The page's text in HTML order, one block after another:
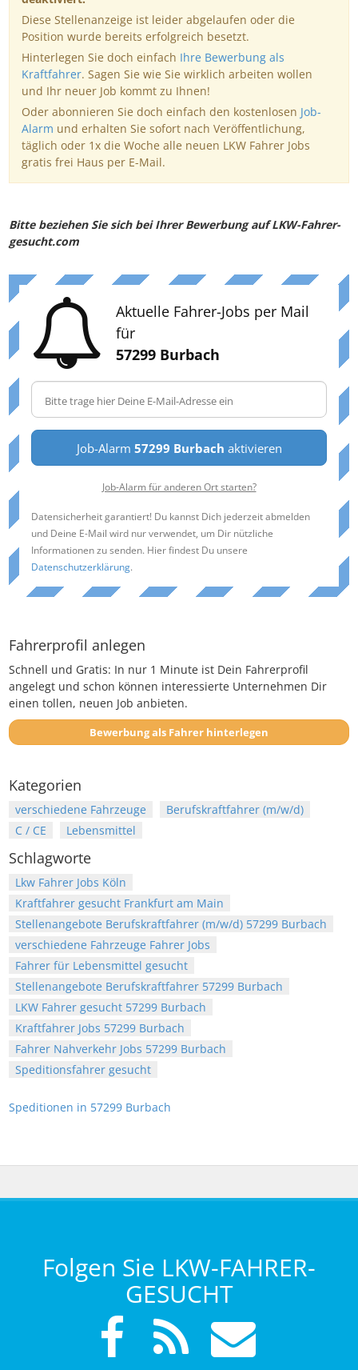
Diese Stellenanzeige ist leider abgelaufen oder die
Position wurde bereits erfolgreich besetzt.
Hinterlegen Sie doch einfach Ihre Bewerbung als
Kraftfahrer. Sagen Sie wie Sie wirklich arbeiten wollen
und Ihr neuer Job kommt zu Ihnen!
Oder abonnieren Sie doch einfach den kostenlosen Job-
Alarm und erhalten Sie sofort nach Veröffentlichung,
täglich oder 1x die Woche alle neuen LKW Fahrer Jobs
gratis frei Haus per E-Mail.
Bitte beziehen Sie sich bei Ihrer Bewerbung auf LKW-Fahrer-
gesucht.com
Aktuelle Fahrer-Jobs per Mail
für
57299 Burbach
Job-Alarm 57299 Burbach aktivieren
Job-Alarm für anderen Ort starten?
Datensicherheit garantiert! Du kannst Dich jederzeit abmelden
und Deine E-Mail wird nur verwendet, um Dir nützliche
Informationen zu senden. Hier findest Du unsere
Datenschutzerklärung.
Fahrerprofil anlegen
Schnell und Gratis: In nur 1 Minute ist Dein Fahrerprofil
angelegt und schon können interessierte Unternehmen Dir
einen tollen, neuen Job anbieten.
Bewerbung als Fahrer hinterlegen
Kategorien
verschiedene Fahrzeuge
Berufskraftfahrer (m/w/d)
C / CE
Lebensmittel
Schlagworte
Lkw Fahrer Jobs Köln
Kraftfahrer gesucht Frankfurt am Main
Stellenangebote Berufskraftfahrer (m/w/d) 57299 Burbach
verschiedene Fahrzeuge Fahrer Jobs
Fahrer für Lebensmittel gesucht
Stellenangebote Berufskraftfahrer 57299 Burbach
LKW Fahrer gesucht 57299 Burbach
Kraftfahrer Jobs 57299 Burbach
Fahrer Nahverkehr Jobs 57299 Burbach
Speditionsfahrer gesucht
Speditionen in 57299 Burbach
Folgen Sie LKW-FAHRER-
GESUCHT